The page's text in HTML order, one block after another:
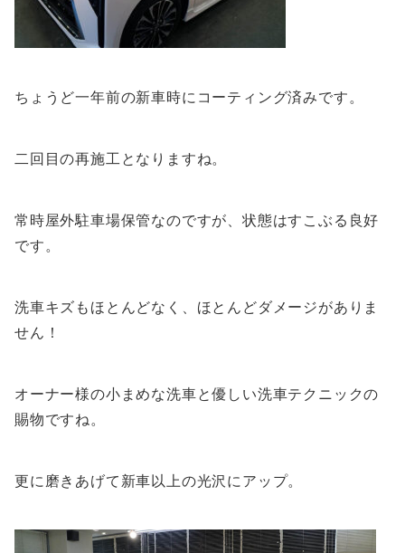
ちょうど一年前の新車時にコーティング済みです。
二回目の再施工となりますね。
常時屋外駐車場保管なのですが、状態はすこぶる良好
です。
洗車キズもほとんどなく、ほとんどダメージがありま
せん！
オーナー様の小まめな洗車と優しい洗車テクニックの
賜物ですね。
更に磨きあげて新車以上の光沢にアップ。